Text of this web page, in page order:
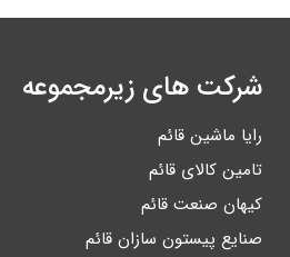
شرکت های زیرمجموعه
رایا ماشین قائم
تامین کالای قائم
کیهان صنعت قائم
صنایع پیستون سازان قائم